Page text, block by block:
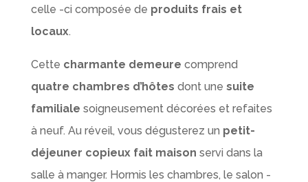
celle -ci composée de produits frais et
locaux.
Cette charmante demeure comprend
quatre chambres d’hôtes dont une suite
familiale soigneusement décorées et refaites
à neuf. Au réveil, vous dégusterez un petit-
déjeuner copieux fait maison servi dans la
salle à manger. Hormis les chambres, le salon -